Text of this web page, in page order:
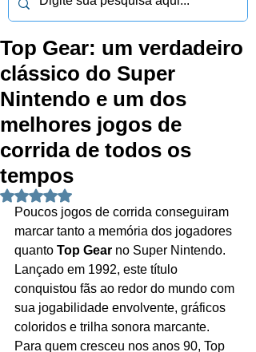
Top Gear: um verdadeiro
clássico do Super
Nintendo e um dos
melhores jogos de
corrida de todos os
tempos
Avaliado com NaN de 5 estrelas.
Poucos jogos de corrida conseguiram
marcar tanto a memória dos jogadores
quanto Top Gear no Super Nintendo.
Lançado em 1992, este título
conquistou fãs ao redor do mundo com
sua jogabilidade envolvente, gráficos
coloridos e trilha sonora marcante.
Para quem cresceu nos anos 90, Top